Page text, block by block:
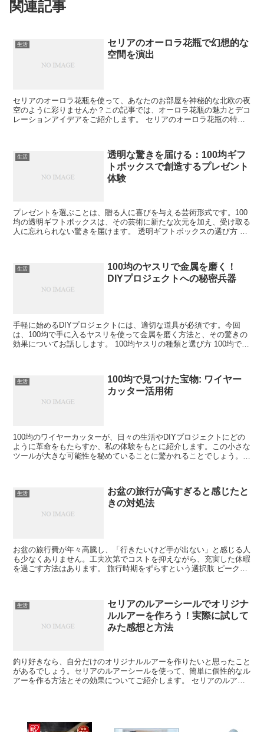
関連記事
生活
セリアのオーロラ花瓶で幻想的な
空間を演出
セリアのオーロラ花瓶を使って、あなたのお部屋を神秘的な北欧の夜
空のように彩りませんか？この記事では、オーロラ花瓶の魅力とデコ
レーションアイデアをご紹介します。 セリアのオーロラ花瓶の特徴
生活
透明な驚きを届ける：100均ギフ
トボックスで創造するプレゼント
体験
プレゼントを選ぶことは、贈る人に喜びを与える芸術形式です。100
均の透明ギフトボックスは、その芸術に新たな次元を加え、受け取る
人に忘れられない驚きを届けます。 透明ギフトボックスの選び方 プ
生活
100均のヤスリで金属を磨く！
DIYプロジェクトへの秘密兵器
手軽に始めるDIYプロジェクトには、適切な道具が必須です。今回
は、100均で手に入るヤスリを使って金属を磨く方法と、その驚きの
効果についてお話しします。 100均ヤスリの種類と選び方 100均で見
生活
100均で見つけた宝物: ワイヤー
カッター活用術
100均のワイヤーカッターが、日々の生活やDIYプロジェクトにどの
ように革命をもたらすか、私の体験をもとに紹介します。この小さな
ツールが大きな可能性を秘めていることに驚かれることでしょう。
生活
お盆の旅行が高すぎると感じたと
きの対処法
お盆の旅行費が年々高騰し、「行きたいけど手が出ない」と感じる人
も少なくありません。工夫次第でコストを抑えながら、充実した休暇
を過ごす方法はあります。 旅行時期をずらすという選択肢 ピークを
生活
セリアのルアーシールでオリジナ
ルルアーを作ろう！実際に試して
みた感想と方法
釣り好きなら、自分だけのオリジナルルアーを作りたいと思ったこと
があるでしょう。セリアのルアーシールを使って、簡単に個性的なル
アーを作る方法とその効果についてご紹介します。 セリアのルアー